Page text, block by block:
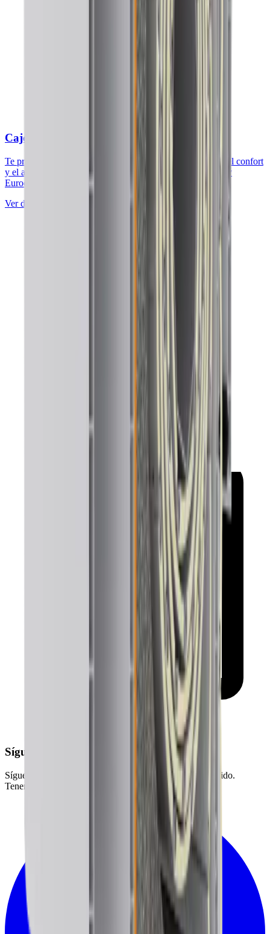
Cajones de PVC Eurostand Passive
Te presentamos nuestras últimas innovaciones al servicio del confort
y el ahorro energético.Los cajones de persianas Eurostand y
Eurodecor 200 Passive...
Ver detalles
Síguenos en Redes Sociales
Síguenos en Redes Sociales, y disfruta de nuestro contenido.
Tenemos al CEO más H*** P*** del gremio.